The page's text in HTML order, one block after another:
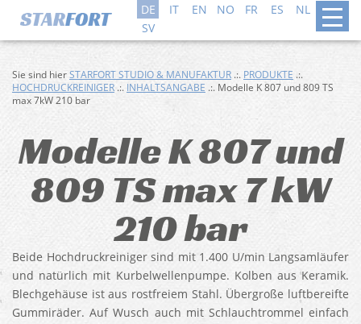
DE IT EN NO FR ES NL
DA
SV
Sie sind hierSTARFORT STUDIO & MANUFAKTUR .:. PRODUKTE .:.
HOCHDRUCKREINIGER .:. INHALTSANGABE .:. Modelle K 807 und 809 TS
max 7kW 210 bar
Modelle K 807 und
809 TS max 7 kW
210 bar
Beide Hochdruckreiniger sind mit 1.400 U/min Langsamläufer
und natürlich mit Kurbelwellenpumpe. Kolben aus Keramik.
Blechgehäuse ist aus rostfreiem Stahl. Übergroße luftbereifte
Gummiräder. Auf Wusch auch mit Schlauchtrommel einfach